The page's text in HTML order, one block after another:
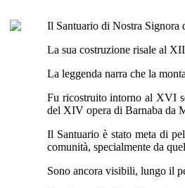
Il Santuario di Nostra Signora
La sua costruzione risale al
La leggenda narra che la
Fu ricostruito intorno al XVI
del XIV opera di Barnaba da
Il Santuario è stato meta di
comunità, specialmente da
Sono ancora visibili, lungo il